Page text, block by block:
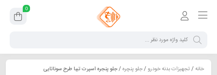
0
خانه/تجهیزات بدنه خودرو/جلو پنچره/ جلو پنجره اسپرت تیبا طرح سوناتایی